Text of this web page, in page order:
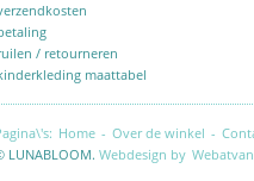
/ retourneren
maattabel
Home - Over de winkel -
LUNABLOOM. Webdesign by